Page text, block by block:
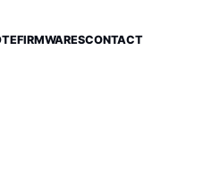
FIRMWARESCONTACT